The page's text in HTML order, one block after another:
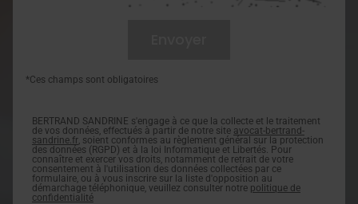
*Ces champs sont obligatoires
BERTRAND SANDRINE s'engage à ce que la collecte et le traitement
de vos données, effectués à partir de notre site avocat-bertrand-
sandrine.fr, soient conformes au règlement général sur la protection
des données (RGPD) et à la loi Informatique et Libertés. Pour
connaître et exercer vos droits, notamment de retrait de votre
consentement à l'utilisation des données collectées par ce
formulaire, ou à vous inscrire sur la liste d'opposition au
démarchage téléphonique, veuillez consulter notre politique de
confidentialité